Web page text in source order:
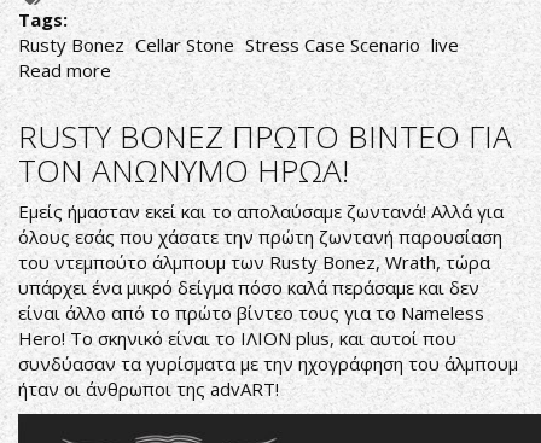
Tags:
Rusty Bonez Cellar Stone Stress Case Scenario live
Read more about
Rusty
Bonez
Live
RUSTY BONEZ ΠΡΩΤΟ ΒΙΝΤΕΟ ΓΙΑ
ΤΟΝ ΑΝΩΝΥΜΟ ΗΡΩΑ!
Εμείς ήμασταν εκεί και το απολαύσαμε ζωντανά! Aλλά για
όλους εσάς που χάσατε την πρώτη ζωντανή παρουσίαση
του ντεμπούτο άλμπουμ των Rusty Bonez, Wrath, τώρα
υπάρχει ένα μικρό δείγμα πόσο καλά περάσαμε και δεν
είναι άλλο από το πρώτο βίντεο τους για το Nameless
Hero! Το σκηνικό είναι το ΙΛΙΟΝ plus, και αυτοί που
συνδύασαν τα γυρίσματα με την ηχογράφηση του άλμπουμ
ήταν οι άνθρωποι της advART!